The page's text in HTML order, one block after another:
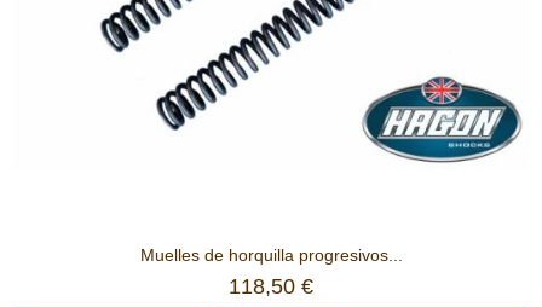
Muelles de horquilla progresivos...
118,50 €